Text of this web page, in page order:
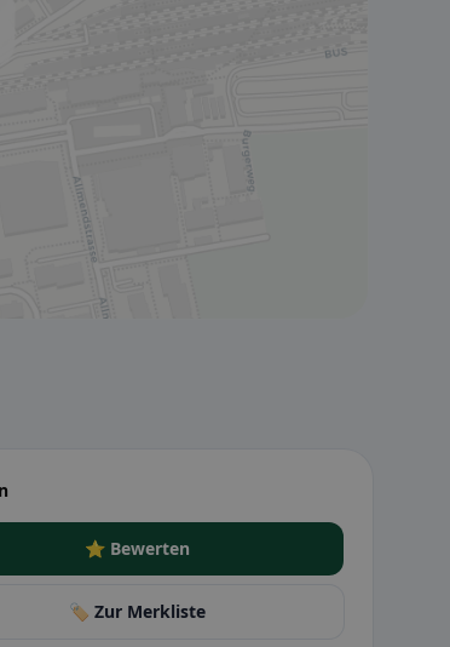
⭐ Bewerten
🏷️ Zur Merkliste